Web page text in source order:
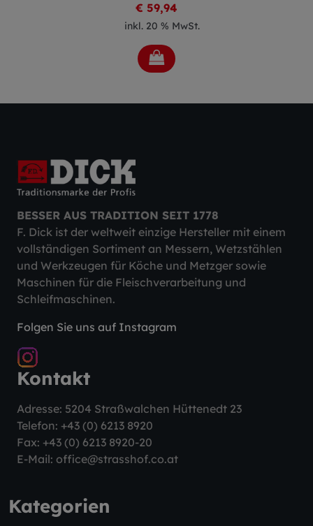
€ 59,94
inkl. 20 % MwSt.
BESSER AUS TRADITION SEIT 1778
F. Dick ist der weltweit einzige Hersteller mit einem
vollständigen Sortiment an Messern, Wetzstählen
und Werkzeugen für Köche und Metzger sowie
Maschinen für die Fleischverarbeitung und
Schleifmaschinen.
Folgen Sie uns auf Instagram
Kontakt
Adresse: 5204 Straßwalchen Hüttenedt 23
Telefon: +43 (0) 6213 8920
Fax: +43 (0) 6213 8920-20
E-Mail: office@strasshof.co.at
Kategorien